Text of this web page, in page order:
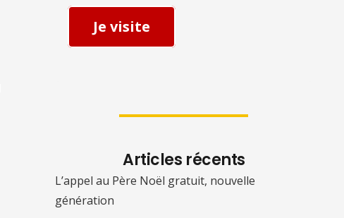
Je visite
Articles récents
L’appel au Père Noël gratuit, nouvelle
génération